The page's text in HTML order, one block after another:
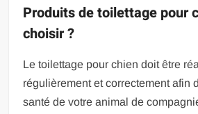
Produits de toilettage pour
choisir ?
Le toilettage pour chien doit être
régulièrement et correctement afin
santé de votre animal de